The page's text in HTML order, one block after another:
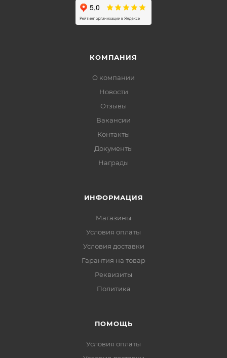
КОМПАНИЯ
О компании
Новости
Отзывы
Вакансии
Контакты
Документы
Награды
ИНФОРМАЦИЯ
Магазины
Условия оплаты
Условия доставки
Гарантия на товар
Реквизиты
Политика
ПОМОЩЬ
Условия оплаты